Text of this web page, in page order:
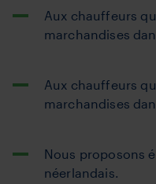
Aux chauffeurs
marchandises
Aux chauffeurs
marchandises
Nous proposons
néerlandais.